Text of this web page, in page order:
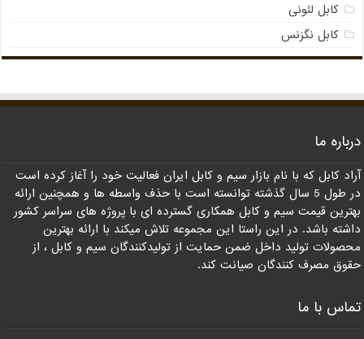
کابل لئونی
کابل نگزنس
درباره ما
آراد کابل که با نام بازار سیم و کابل ایران فعالیت خود را آغاز کرده است
در طول 5 سال گذشته توانسته است با حذف واسطه ها و همچنین ارائه
بهترین قیمت سیم و کابل همکاری گسترده ای با پروژه های سراسر کشور
داشته باشد. در این راستا این مجموعه تلاش میکند با ارائه بهترین
محصولات تولید داخل ضمن حمایت از تولیدکنندگان سیم و کابل ، از
حقوق مصرف کنندگان صیانت کند.
تماس با ما